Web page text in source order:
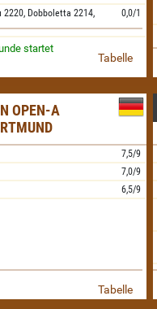
2220, Dobboletta 2214,
0,0/1
startet
Tabelle
OPEN-A
7,5/9
7,0/9
6,5/9
Tabelle